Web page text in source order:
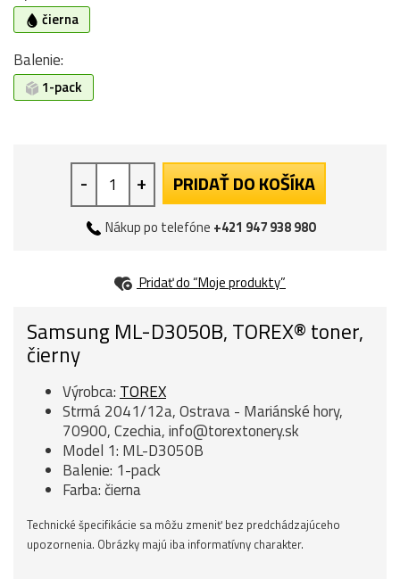
čierna
Balenie:
1-pack
- + PRIDAŤ DO KOŠÍKA
Nákup po telefóne +421 947 938 980
Pridať do “Moje produkty”
Samsung ML-D3050B, TOREX® toner,
čierny
Výrobca: TOREX
Strmá 2041/12a, Ostrava - Mariánské hory,
70900, Czechia, info@torextonery.sk
Model 1: ML-D3050B
Balenie: 1-pack
Farba: čierna
Technické špecifikácie sa môžu zmeniť bez predchádzajúceho
upozornenia. Obrázky majú iba informatívny charakter.